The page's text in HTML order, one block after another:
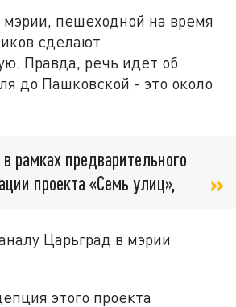
пешеходной на время
сделают
Правда, речь идет об
до Пашковской - это около
рамках предварительного
проекта «Семь улиц»,
Царьград в мэрии
этого проекта